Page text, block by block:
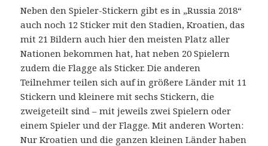
Neben den Spieler-Stickern gibt es in „Russia 2018“
auch noch 12 Sticker mit den Stadien, Kroatien, das
mit 21 Bildern auch hier den meisten Platz aller
Nationen bekommen hat, hat neben 20 Spielern
zudem die Flagge als Sticker. Die anderen
Teilnehmer teilen sich auf in größere Länder mit 11
Stickern und kleinere mit sechs Stickern, die
zweigeteilt sind – mit jeweils zwei Spielern oder
einem Spieler und der Flagge. Mit anderen Worten:
Nur Kroatien und die ganzen kleinen Länder haben